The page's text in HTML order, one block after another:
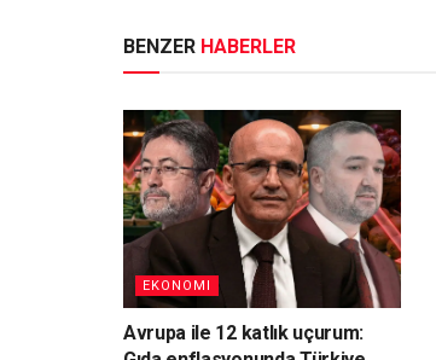
BENZER HABERLER
EKONOMI
Avrupa ile 12 katlık uçurum: